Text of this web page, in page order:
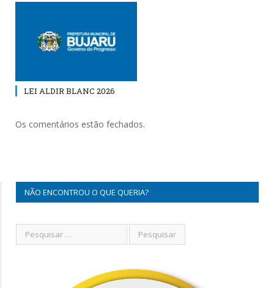
LEI ALDIR BLANC 2026
Os comentários estão fechados.
NÃO ENCONTROU O QUE QUERIA?